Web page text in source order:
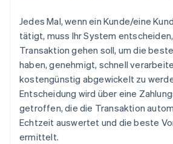
Jedes Mal, wenn ein Kunde/eine
tätigt, muss Ihr System
Transaktion gehen soll, um die
haben, genehmigt, schnell
kostengünstig abgewickelt zu
Entscheidung wird über eine
getroffen, die die Transaktion
Echtzeit auswertet und die beste
ermittelt.